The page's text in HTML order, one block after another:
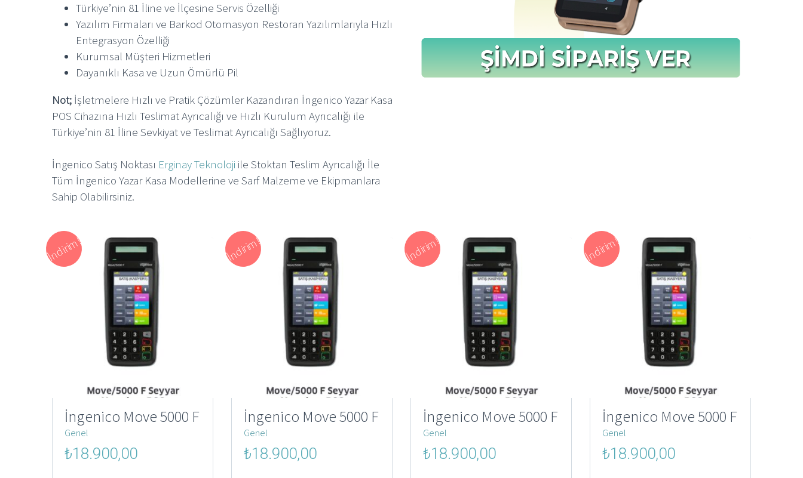
Türkiye’nin 81 İline ve İlçesine Servis Özelliği
Yazılım Firmaları ve Barkod Otomasyon Restoran Yazılımlarıyla Hızlı
Entegrasyon Özelliği
Kurumsal Müşteri Hizmetleri
Dayanıklı Kasa ve Uzun Ömürlü Pil
Not; İşletmelere Hızlı ve Pratik Çözümler Kazandıran İngenico Yazar Kasa
POS Cihazına Hızlı Teslimat Ayrıcalığı ve Hızlı Kurulum Ayrıcalığı ile
Türkiye’nin 81 İline Sevkiyat ve Teslimat Ayrıcalığı Sağlıyoruz.
İngenico Satış Noktası Erginay Teknoloji ile Stoktan Teslim Ayrıcalığı İle
Tüm İngenico Yazar Kasa Modellerine ve Sarf Malzeme ve Ekipmanlara
Sahip Olabilirsiniz.
İndirim!
İngenico Move 5000 F
Genel
Orijinal
₺18.900,00Şu
İndirim!
İngenico Move 5000 F
Genel
Orijinal
₺18.900,00Şu
İndirim!
İngenico Move 5000 F
Genel
Orijinal
₺18.900,00Şu
İndirim!
İngenico Move 5000 F
Genel
Orijinal
₺18.900,00Şu